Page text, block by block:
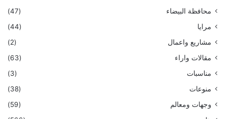
محافظة البيضاء
(47)
مرايا
(44)
مشاريع واعمال
(2)
مقالات واراء
(63)
مناسبات
(3)
منوعات
(38)
وجهات ومعالم
(59)